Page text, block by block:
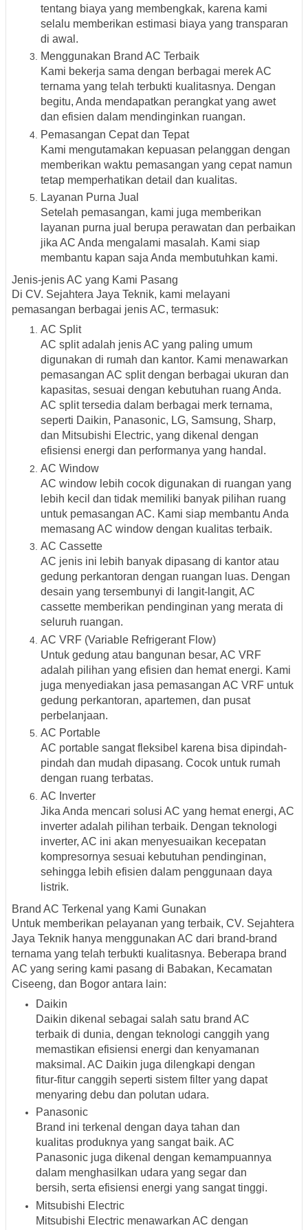
tentang biaya yang membengkak, karena kami
selalu memberikan estimasi biaya yang transparan
di awal.
Menggunakan Brand AC Terbaik
Kami bekerja sama dengan berbagai merek AC
ternama yang telah terbukti kualitasnya. Dengan
begitu, Anda mendapatkan perangkat yang awet
dan efisien dalam mendinginkan ruangan.
Pemasangan Cepat dan Tepat
Kami mengutamakan kepuasan pelanggan dengan
memberikan waktu pemasangan yang cepat namun
tetap memperhatikan detail dan kualitas.
Layanan Purna Jual
Setelah pemasangan, kami juga memberikan
layanan purna jual berupa perawatan dan perbaikan
jika AC Anda mengalami masalah. Kami siap
membantu kapan saja Anda membutuhkan kami.
Jenis-jenis AC yang Kami Pasang
Di CV. Sejahtera Jaya Teknik, kami melayani
pemasangan berbagai jenis AC, termasuk:
AC Split
AC split adalah jenis AC yang paling umum
digunakan di rumah dan kantor. Kami menawarkan
pemasangan AC split dengan berbagai ukuran dan
kapasitas, sesuai dengan kebutuhan ruang Anda.
AC split tersedia dalam berbagai merk ternama,
seperti Daikin, Panasonic, LG, Samsung, Sharp,
dan Mitsubishi Electric, yang dikenal dengan
efisiensi energi dan performanya yang handal.
AC Window
AC window lebih cocok digunakan di ruangan yang
lebih kecil dan tidak memiliki banyak pilihan ruang
untuk pemasangan AC. Kami siap membantu Anda
memasang AC window dengan kualitas terbaik.
AC Cassette
AC jenis ini lebih banyak dipasang di kantor atau
gedung perkantoran dengan ruangan luas. Dengan
desain yang tersembunyi di langit-langit, AC
cassette memberikan pendinginan yang merata di
seluruh ruangan.
AC VRF (Variable Refrigerant Flow)
Untuk gedung atau bangunan besar, AC VRF
adalah pilihan yang efisien dan hemat energi. Kami
juga menyediakan jasa pemasangan AC VRF untuk
gedung perkantoran, apartemen, dan pusat
perbelanjaan.
AC Portable
AC portable sangat fleksibel karena bisa dipindah-
pindah dan mudah dipasang. Cocok untuk rumah
dengan ruang terbatas.
AC Inverter
Jika Anda mencari solusi AC yang hemat energi, AC
inverter adalah pilihan terbaik. Dengan teknologi
inverter, AC ini akan menyesuaikan kecepatan
kompresornya sesuai kebutuhan pendinginan,
sehingga lebih efisien dalam penggunaan daya
listrik.
Brand AC Terkenal yang Kami Gunakan
Untuk memberikan pelayanan yang terbaik, CV. Sejahtera
Jaya Teknik hanya menggunakan AC dari brand-brand
ternama yang telah terbukti kualitasnya. Beberapa brand
AC yang sering kami pasang di Babakan, Kecamatan
Ciseeng, dan Bogor antara lain:
Daikin
Daikin dikenal sebagai salah satu brand AC
terbaik di dunia, dengan teknologi canggih yang
memastikan efisiensi energi dan kenyamanan
maksimal. AC Daikin juga dilengkapi dengan
fitur-fitur canggih seperti sistem filter yang dapat
menyaring debu dan polutan udara.
Panasonic
Brand ini terkenal dengan daya tahan dan
kualitas produknya yang sangat baik. AC
Panasonic juga dikenal dengan kemampuannya
dalam menghasilkan udara yang segar dan
bersih, serta efisiensi energi yang sangat tinggi.
Mitsubishi Electric
Mitsubishi Electric menawarkan AC dengan